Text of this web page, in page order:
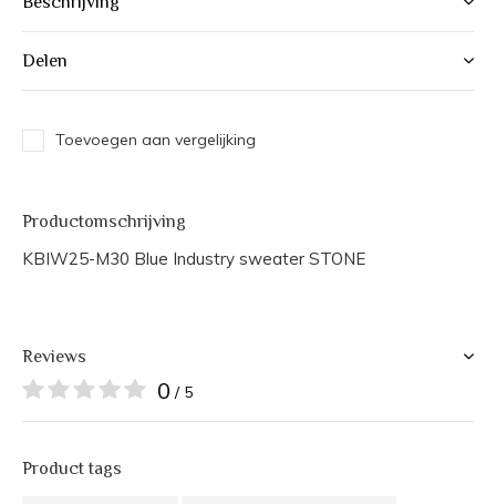
Delen
Toevoegen aan vergelijking
Productomschrijving
KBIW25-M30 Blue Industry sweater STONE
Reviews
0 / 5
Product tags